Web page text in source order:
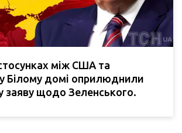
між США та
Білому домі оприлюднили
заяву щодо Зеленського.